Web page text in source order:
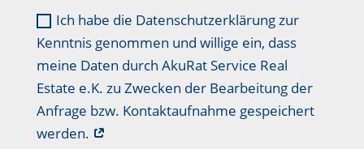
Ich habe die Datenschutzerklärung zur
Kenntnis genommen und willige ein, dass
meine Daten durch AkuRat Service Real
Estate e.K. zu Zwecken der Bearbeitung der
Anfrage bzw. Kontaktaufnahme gespeichert
werden.